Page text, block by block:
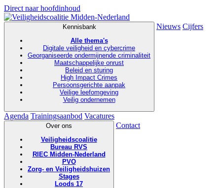
Direct naar hoofdinhoud
Kennisbank
Alle thema's
Digitale veiligheid en cybercrime
Georganiseerde ondermijnende criminaliteit
Maatschappelijke onrust
Beleid en sturing
High Impact Crimes
Persoonsgerichte aanpak
Veilige leefomgeving
Veilig ondernemen
Nieuws Cijfers
Agenda Trainingsaanbod Vacatures
Over ons
Veiligheidscoalitie
Bureau RVS
RIEC Midden-Nederland
PVO
Zorg- en Veiligheidshuizen
Stages
Loods 17
Contact